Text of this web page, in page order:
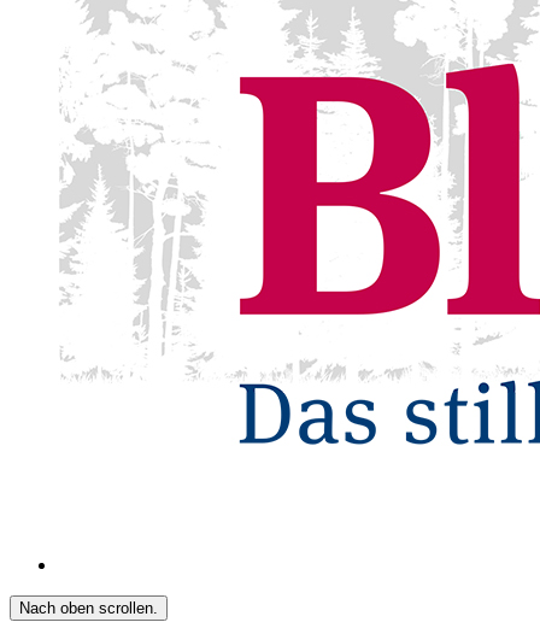
Nach oben scrollen.